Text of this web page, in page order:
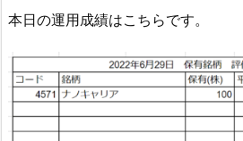
本日の運用成績はこちらです。